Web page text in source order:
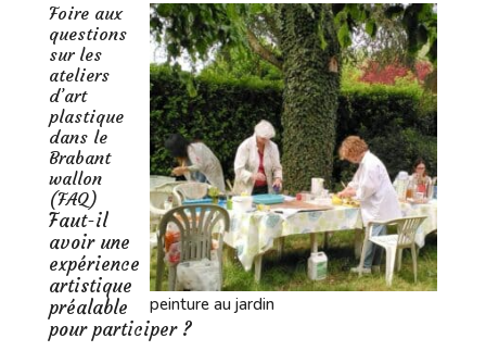
peinture au jardin
Foire aux
questions
sur les
ateliers
d’art
plastique
dans le
Brabant
wallon
(FAQ)
Faut-il
avoir une
expérience
artistique
préalable
pour participer ?